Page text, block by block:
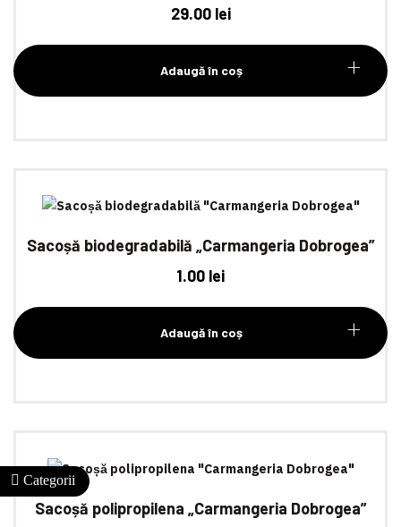
29.00 lei
Adaugă în coș
Sacoșă biodegradabilă „Carmangeria Dobrogea”
1.00 lei
Adaugă în coș
Sacoșă polipropilena „Carmangeria Dobrogea”